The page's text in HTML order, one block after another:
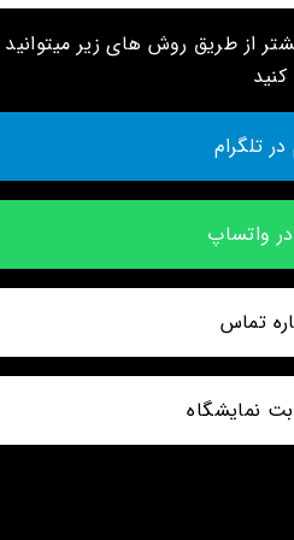
از طریق روش های زیر میتوانید
کنید
در تلگرام
در واتساپ
تماس
نمایشگاه